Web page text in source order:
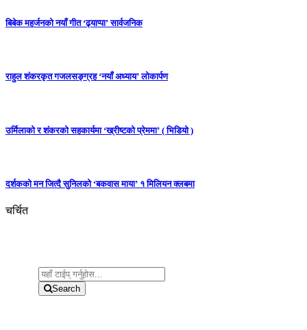
बिबेक महर्जनको नयाँ गीत ‘ढ्याप्पा’ सार्वजनिक
राहुल शंकरकृत गजलसङ्ग्रह ‘नयाँ अध्याय’ लोकार्पण
उर्मिलाको र शंकरको सहकार्यमा ‘ख्रीष्टको प्रेममा’ ( भिडियो )
दर्शकको मन जित्दै सुनिलको ‘बकवास माया’ १ मिलियन क्लबमा
चर्चित
Search